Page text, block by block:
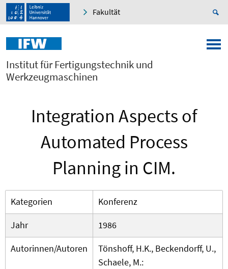
Fakultät
Institut für Fertigungstechnik und
Werkzeugmaschinen
Integration Aspects of
Automated Process
Planning in CIM.
Kategorien
Konferenz
Jahr
1986
Autorinnen/Autoren
Tönshoff, H.K., Beckendorff, U.,
Schaele, M.: